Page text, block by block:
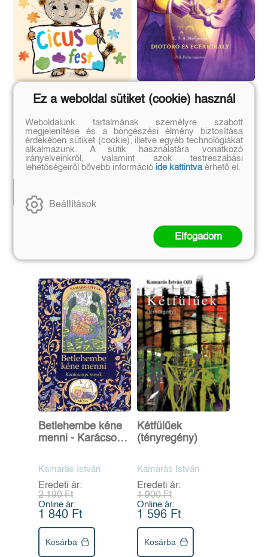
Cicus fest
Győri Hanna
Eredeti ár:
2 990 Ft
Bevezető ár:
2 691 Ft
Diótörő és Egérkiály
E. T. A. Hoffmann
Eredeti ár:
4 000 Ft
Kötött ár:
3 600 Ft
Szerző további művei
Betlehembe kéne
menni - Karácsonyi
Kamarás István
Eredeti ár:
2 190 Ft
Online ár:
1 840 Ft
Kosárba
Kétfülűek
(tényregény)
Kamarás István
Eredeti ár:
1 900 Ft
Online ár:
1 596 Ft
Kosárba
Ez a weboldal sütiket (cookie) használ
Weboldalunk tartalmának személyre szabott
megjelenítése és a böngészési élmény biztosítása
érdekében sütiket (cookie), illetve egyéb technológiákat
alkalmazunk. A sütik használatára vonatkozó
irányelveinkről, valamint azok testreszabási
lehetőségeiről bővebb információ ide kattintvaérhető el.
Beállítások
Elfogadom